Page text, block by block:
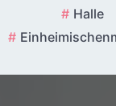
to
Halle